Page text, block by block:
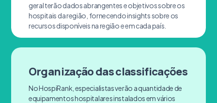
geral terão dados abrangentes e objetivos sobre os
hospitais da região, fornecendo insights sobre os
recursos disponíveis na região e em cada país.
Organização das classificações
No HospiRank, especialistas verão a quantidade de
equipamentos hospitalares instalados em vários